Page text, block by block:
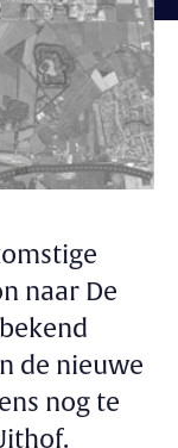
naar De
de nieuwe
nog te